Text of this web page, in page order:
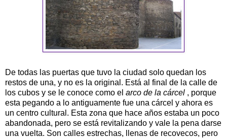
De todas las puertas que tuvo la ciudad solo quedan los
restos de una, y no es la original. Está al final de la calle de
los cubos y se le conoce como el arco de la cárcel , porque
esta pegando a lo antiguamente fue una cárcel y ahora es
un centro cultural. Esta zona que hace años estaba un poco
abandonada, pero se está revitalizando y vale la pena darse
una vuelta. Son calles estrechas, llenas de recovecos, pero